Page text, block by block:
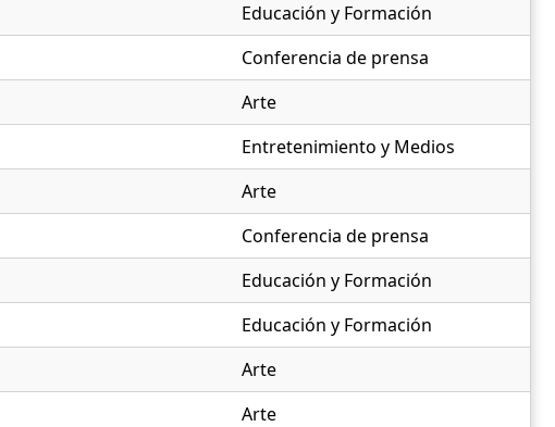
Educación y Formación
Conferencia de prensa
Arte
Entretenimiento y Medios
Arte
Conferencia de prensa
Educación y Formación
Educación y Formación
Arte
Arte